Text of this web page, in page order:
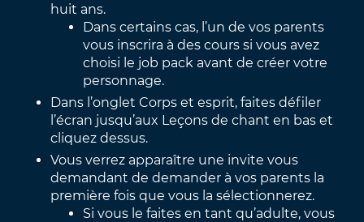
huit ans.
Dans certains cas, l’un de vos parents
vous inscrira à des cours si vous avez
choisi le job pack avant de créer votre
personnage.
Dans l’onglet Corps et esprit, faites défiler
l’écran jusqu’aux Leçons de chant en bas et
cliquez dessus.
Vous verrez apparaître une invite vous
demandant de demander à vos parents la
première fois que vous la sélectionnerez.
Si vous le faites en tant qu’adulte, vous